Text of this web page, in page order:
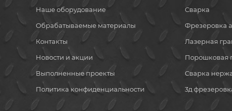
Наше оборудование
Обрабатываемые материалы
Контакты
Новости и акции
Выполненные проекты
Политика конфиденциальности
Сварка
Фрезеровка
Лазерная
Порошковая
Сварка
3д